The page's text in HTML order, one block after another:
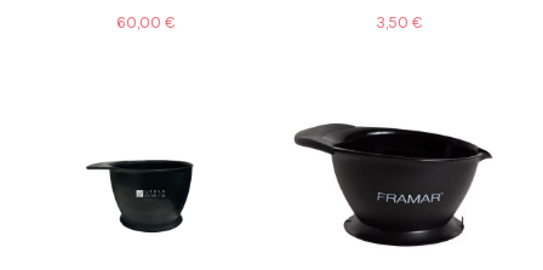
60,00 € 3,50 €